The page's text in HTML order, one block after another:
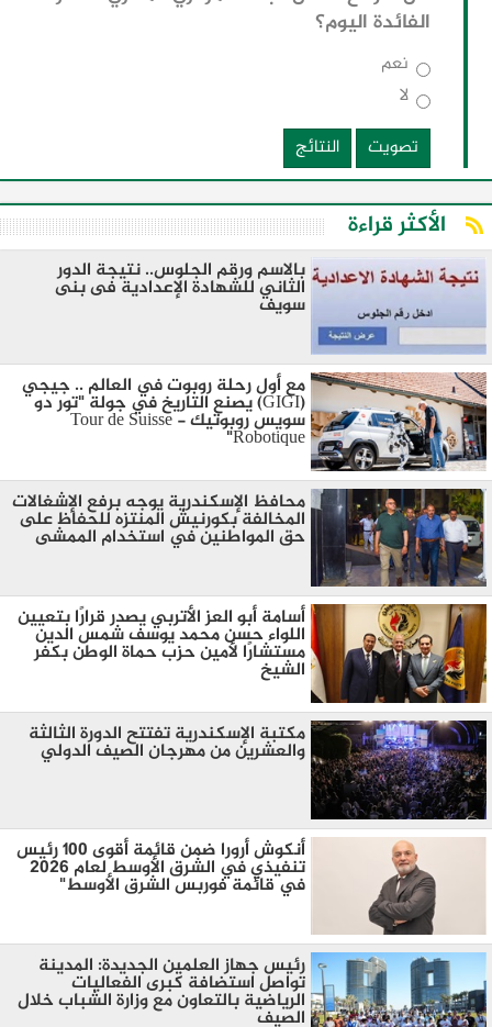
الفائدة اليوم؟
نعم
لا
تصويت
النتائج
الأكثر قراءة
بالاسم ورقم الجلوس.. نتيجة الدور
الثاني للشهادة الإعدادية فى بنى
سويف
مع أول رحلة روبوت في العالم .. جيجي
(GIGI) يصنع التاريخ في جولة "تور دو
سويس روبوتيك - Tour de Suisse
Robotique"
محافظ الإسكندرية يوجه برفع الإشغالات
المخالفة بكورنيش المنتزه للحفاظ على
حق المواطنين في استخدام الممشى
أسامة أبو العز الأتربي يصدر قرارًا بتعيين
اللواء حسن محمد يوسف شمس الدين
مستشارًا لأمين حزب حماة الوطن بكفر
الشيخ
مكتبة الإسكندرية تفتتح الدورة الثالثة
والعشرين من مهرجان الصيف الدولي
أنكوش أرورا ضمن قائمة أقوى 100 رئيس
تنفيذي في الشرق الأوسط لعام 2026
في قائمة فوربس الشرق الأوسط"
رئيس جهاز العلمين الجديدة: المدينة
تواصل استضافة كبرى الفعاليات
الرياضية بالتعاون مع وزارة الشباب خلال
الصيف